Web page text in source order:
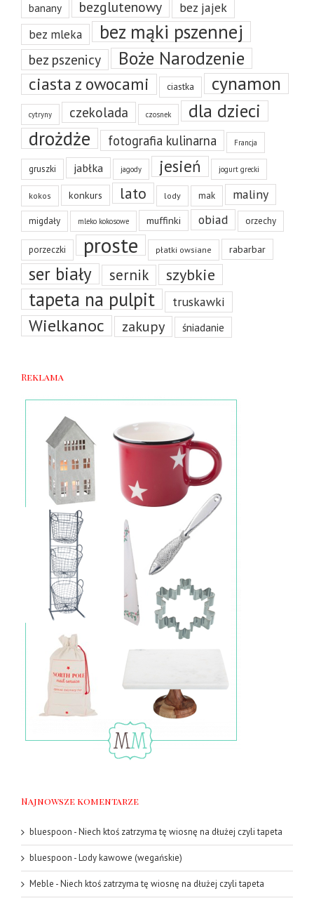
banany bezglutenowy bez jajek
bez mleka bez mąki pszennej
bez pszenicy Boże Narodzenie
ciasta z owocami ciastka cynamon
cytryny czekolada czosnek dla dzieci
drożdże fotografia kulinarna Francja
gruszki jabłka jagody jesień jogurt grecki
kokos konkurs lato lody mak maliny
migdały mleko kokosowe muffinki obiad orzechy
porzeczki proste płatki owsiane rabarbar
ser biały sernik szybkie
tapeta na pulpit truskawki
Wielkanoc zakupy śniadanie
Reklama
Najnowsze komentarze
bluespoon -Niech ktoś zatrzyma tę wiosnę na dłużej czyli tapeta
bluespoon -Lody kawowe (wegańskie)
Meble -Niech ktoś zatrzyma tę wiosnę na dłużej czyli tapeta